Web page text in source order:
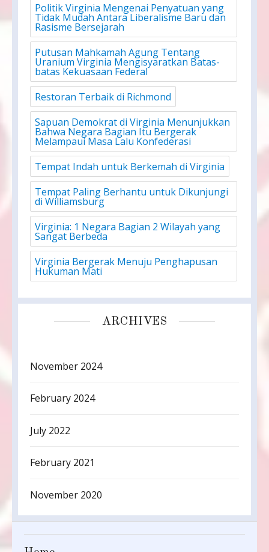
Politik Virginia Mengenai Penyatuan yang
Tidak Mudah Antara Liberalisme Baru dan
Rasisme Bersejarah
Putusan Mahkamah Agung Tentang
Uranium Virginia Mengisyaratkan Batas-
batas Kekuasaan Federal
Restoran Terbaik di Richmond
Sapuan Demokrat di Virginia Menunjukkan
Bahwa Negara Bagian Itu Bergerak
Melampaui Masa Lalu Konfederasi
Tempat Indah untuk Berkemah di Virginia
Tempat Paling Berhantu untuk Dikunjungi
di Williamsburg
Virginia: 1 Negara Bagian 2 Wilayah yang
Sangat Berbeda
Virginia Bergerak Menuju Penghapusan
Hukuman Mati
ARCHIVES
November 2024
February 2024
July 2022
February 2021
November 2020